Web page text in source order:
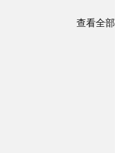
查看全部